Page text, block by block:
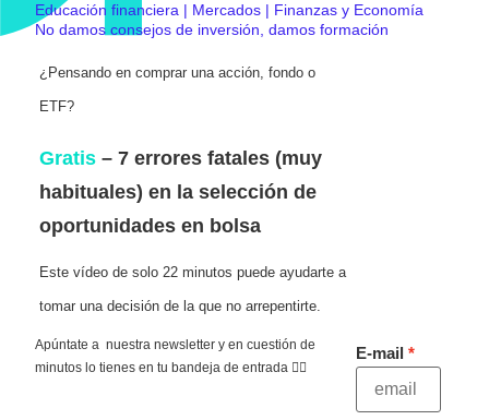
Educación financiera | Mercados | Finanzas y Economía
No damos consejos de inversión, damos formación
¿Pensando en comprar una acción, fondo o
ETF?
Gratis – 7 errores fatales (muy
habituales) en la selección de
oportunidades en bolsa
Este vídeo de solo 22 minutos puede ayudarte a
tomar una decisión de la que no arrepentirte.
Apúntate a nuestra newsletter y en cuestión de
minutos lo tienes en tu bandeja de entrada 👇🏻
E-mail